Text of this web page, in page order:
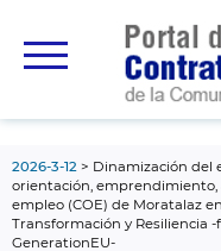
principal
2026-3-12
Dinamización del
orientación,
empleo (COE) de Moratalaz
Transformación y Resiliencia
GenerationEU-